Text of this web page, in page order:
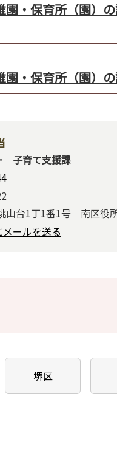
園・保育所（園
園・保育所（園）
子育て支援課
山台1丁1番1号 南区役
ールを送る
堺区